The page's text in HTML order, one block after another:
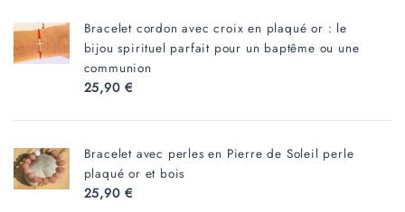
Bracelet cordon avec croix en plaqué or : le
bijou spirituel parfait pour un baptême ou une
communion
25,90 €
Bracelet avec perles en Pierre de Soleil perle
plaqué or et bois
25,90 €